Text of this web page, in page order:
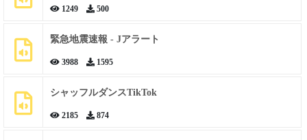
1249 500
緊急地震速報 - Jアラート
3988 1595
シャッフルダンスTikTok
2185 874